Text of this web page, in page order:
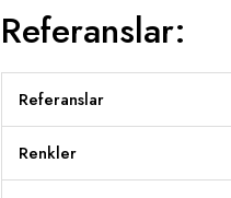
Referanslar:
Referanslar
Renkler